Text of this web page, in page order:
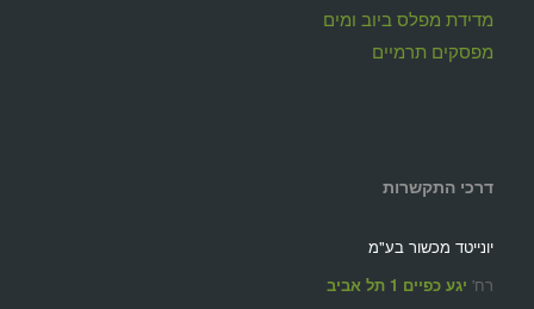
מדידת מפלס ביוב ומים
מפסקים תרמיים
דרכי התקשרות
יונייטד מכשור בע"מ
רח' יגע כפיים 1 תל אביב